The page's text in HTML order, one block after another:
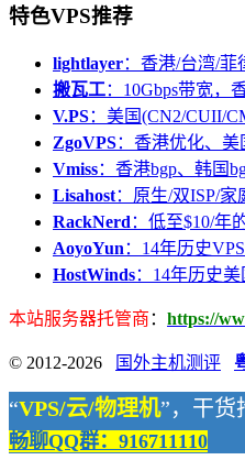
特色VPS推荐
lightlayer：香港/台湾/菲
搬瓦工：10Gbps带宽，
V.PS：美国(CN2/CUII/
ZgoVPS：香港优化、
Vmiss：香港bgp、韩国
Lisahost：原生/双ISP/
RackNerd ：低至$10/年
AoyoYun ：14年历史
HostWinds：14年历史
本站服务器托管商 ： https://
© 2012-2026 国外主机测评
“VPS/云/物理机”，干货
畅聊QQ群：916711110